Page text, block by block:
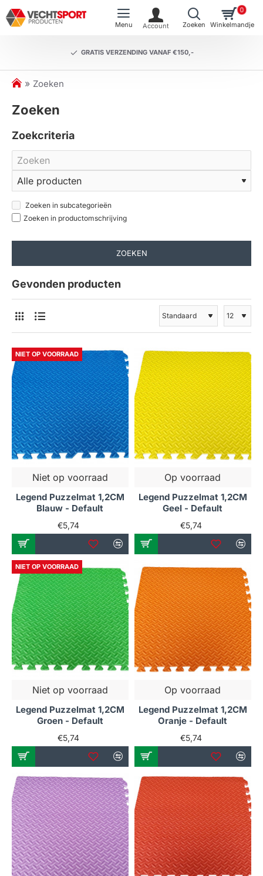
GRATIS VERZENDING VANAF €150,-
0
h
m
Zoeken
Zoeken
Zoekcriteria
Zoeken in subcategorieën
Zoeken in productomschrijving
ZOEKEN
Gevonden producten
NIET OP VOORRAAD
Niet op voorraad
Legend Puzzelmat 1,2CM
Blauw - Default
€5,74
Op voorraad
Legend Puzzelmat 1,2CM
Geel - Default
€5,74
NIET OP VOORRAAD
Niet op voorraad
Legend Puzzelmat 1,2CM
Groen - Default
€5,74
Op voorraad
Legend Puzzelmat 1,2CM
Oranje - Default
€5,74